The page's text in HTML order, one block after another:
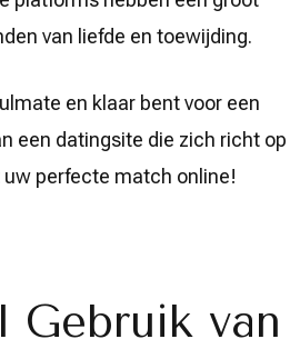
van liefde en toewijding.
en klaar bent voor een
een datingsite die zich richt op
perfecte match online!
Gebruik van